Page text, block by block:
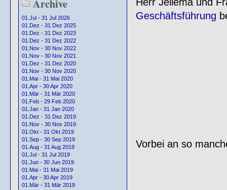
Archive
01.Jul - 31 Jul 2026
01.Dez - 31 Dez 2025
01.Dez - 31 Dez 2023
01.Dez - 31 Dez 2022
01.Nov - 30 Nov 2022
01.Nov - 30 Nov 2021
01.Dez - 31 Dez 2020
01.Nov - 30 Nov 2020
01.Mai - 31 Mai 2020
01.Apr - 30 Apr 2020
01.Mär - 31 Mär 2020
01.Feb - 29 Feb 2020
01.Jan - 31 Jan 2020
01.Dez - 31 Dez 2019
01.Nov - 30 Nov 2019
01.Okt - 31 Okt 2019
01.Sep - 30 Sep 2019
01.Aug - 31 Aug 2019
01.Jul - 31 Jul 2019
01.Jun - 30 Jun 2019
01.Mai - 31 Mai 2019
01.Apr - 30 Apr 2019
01.Mär - 31 Mär 2019
Geschäftsführung
Vorbei an so